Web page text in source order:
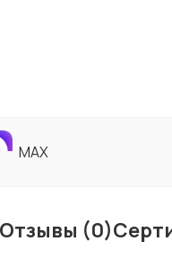
MAX
Отзывы (0)